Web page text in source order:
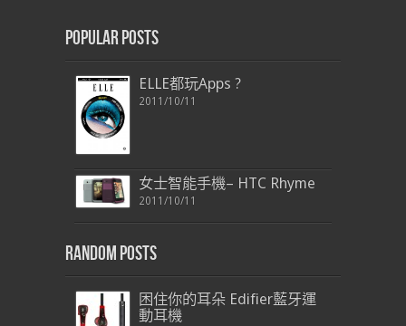
Popular Posts
ELLE都玩Apps ?
2011/10/11
女士智能手機– HTC Rhyme
2011/10/11
Random Posts
困住你的耳朵 Edifier藍牙運
動耳機